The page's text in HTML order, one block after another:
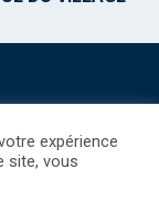
expérience
site, vous